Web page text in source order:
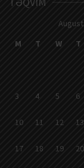
M
T W T
3 4 5 6
10 11 12 13
17 18 19 20